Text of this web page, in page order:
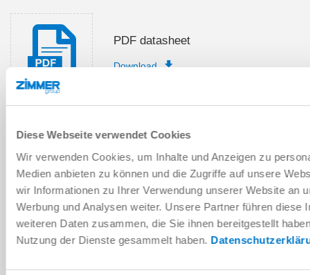
Diese Webseite verwendet Cookies
Wir verwenden Cookies, um Inhalte und Anzeigen zu
Medien anbieten zu können und die Zugriffe auf unsere
wir Informationen zu Ihrer Verwendung unserer Website an
Werbung und Analysen weiter. Unsere Partner führen diese
weiteren Daten zusammen, die Sie ihnen bereitgestellt
Nutzung der Dienste gesammelt haben.
PDF datasheet
Download
instructions
Download